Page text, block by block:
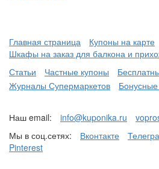
Главная страница Купоны на карте
Шкафы на заказ для балкона и
Статьи
Частные купоны
Журналы Супермаркетов
Наш email: info@kuponika.ru
Мы в соц.сетях:
Вконтакте
Pinterest